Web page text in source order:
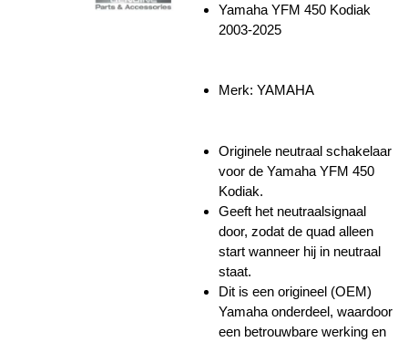
Yamaha YFM 450 Kodiak
2003-2025
Merk: YAMAHA
Originele neutraal schakelaar
voor de Yamaha YFM 450
Kodiak.
Geeft het neutraalsignaal
door, zodat de quad alleen
start wanneer hij in neutraal
staat.
Dit is een origineel (OEM)
Yamaha onderdeel, waardoor
een betrouwbare werking en